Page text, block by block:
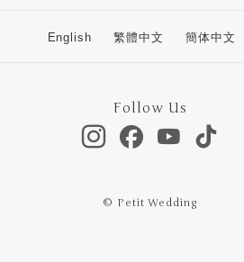
English 繁體中文 簡体中文
Follow Us
© Petit Wedding